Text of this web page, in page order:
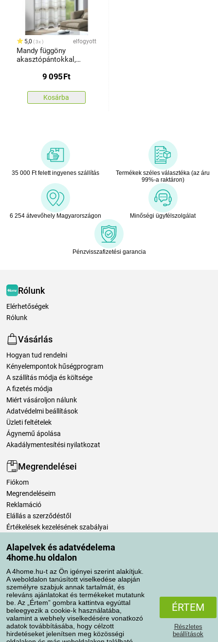
Alapelvek és adatvédelema
4home.hu oldalon
A 4home.hu-t az Ön igényei szerint alakítjuk.
A weboldalon tanúsított viselkedése alapján
személyre szabjuk annak tartalmát, és
releváns ajánlatokat és termékeket mutatunk
be. Az „Értem” gombra kattintva egyúttal
beleegyezik a cookie-k használatába,
valamint a webhely viselkedésére vonatkozó
adatok továbbításába, hogy célzott
hirdetéseket jelenítsen meg közösségi
ÉRTEM
Részletes
beállítások
5,0 3x elfogyott
Mandy függöny
akasztópántokkal,
9 095Ft
Kosárba
35 000 Ft felett ingyenes szállítás
Termékek széles választéka (az áru
99%-a raktáron)
6 254 átvevőhely Magyarországon Minőségi ügyfélszolgálat
Pénzvisszafizetési garancia
Rólunk
Elérhetőségek
Rólunk
Vásárlás
Hogyan tud rendelni
Kényelempontok hűségprogram
A szállítás módja és költsége
A fizetés módja
Miért vásároljon nálunk
Adatvédelmi beállítások
Üzleti feltételek
Ágynemű ápolása
Akadálymentesítési nyilatkozat
Megrendelései
Fiókom
Megrendeléseim
Reklamáció
Elállás a szerződéstől
Értékelések kezelésének szabályai
Szállítási módok
Fizetési módok